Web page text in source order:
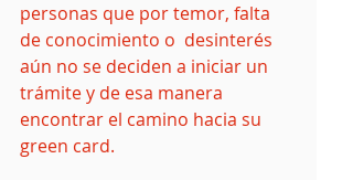
personas que por temor, falta
de conocimiento o  desinterés
aún no se deciden a iniciar un
trámite y de esa manera
encontrar el camino hacia su
green card.